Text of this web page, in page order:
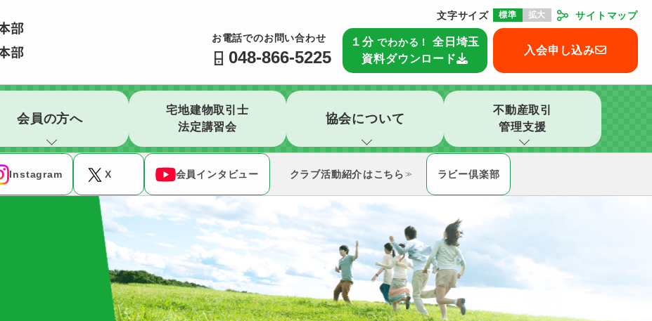
公益社団法人 全日本不動産協会 不動産保証協会 埼玉県本部
文字サイズ 標準 拡大
サイトマップ
お電話でのお問い合わせ
048-866-5225
１分 でわかる！
全日埼玉
資料ダウンロード
入会申し込み
会員の方へ
宅地建物取引士
法定講習会
協会について
不動産取引
管理支援
Instagram X 会員インタビュー クラブ活動紹介 ≫ ラビー倶楽部